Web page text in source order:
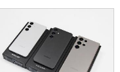
風南山旗艦體驗館購買 Galaxy
S26 Ultra，即可獲得限量排隊
禮 TWICE 演唱會門票，吸引不
少星粉早起排